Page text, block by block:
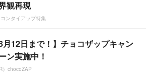
観再現
ンタイアップ特集
8月12日まで！】チョコザップキャン
ン実施中！
）chocoZAP